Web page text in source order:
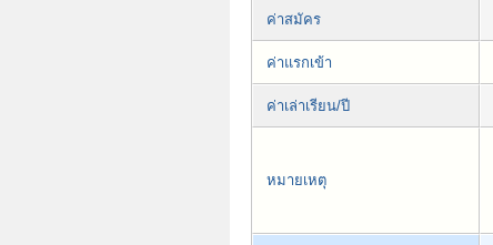
ค่าสมัคร
ค่าแรกเข้า
ค่าเล่าเรียน/ปี
หมายเหตุ